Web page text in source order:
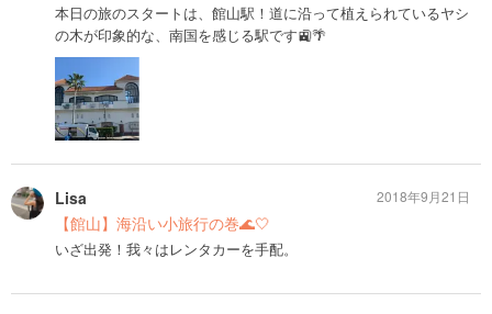
本日の旅のスタートは、館山駅！道に沿って植えられているヤシ
の木が印象的な、南国を感じる駅です🚉🌴
Lisa
【館山】海沿い小旅行の巻🌊🤍
いざ出発！我々はレンタカーを手配。
2018年9月21日